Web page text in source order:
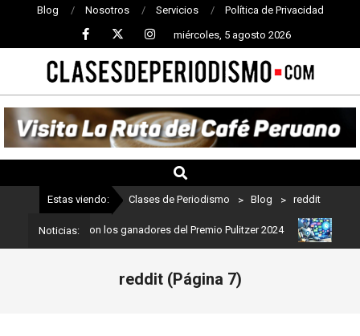
Blog Nosotros Servicios Política de Privacidad
miércoles, 5 agosto 2026
CLASES
DE
PERIODISMO
Estas viendo: Clases de Periodismo > Blog > reddit
Noticias:
Estos son los ganadores del Premio Pulitzer 2024
reddit (Página 7)